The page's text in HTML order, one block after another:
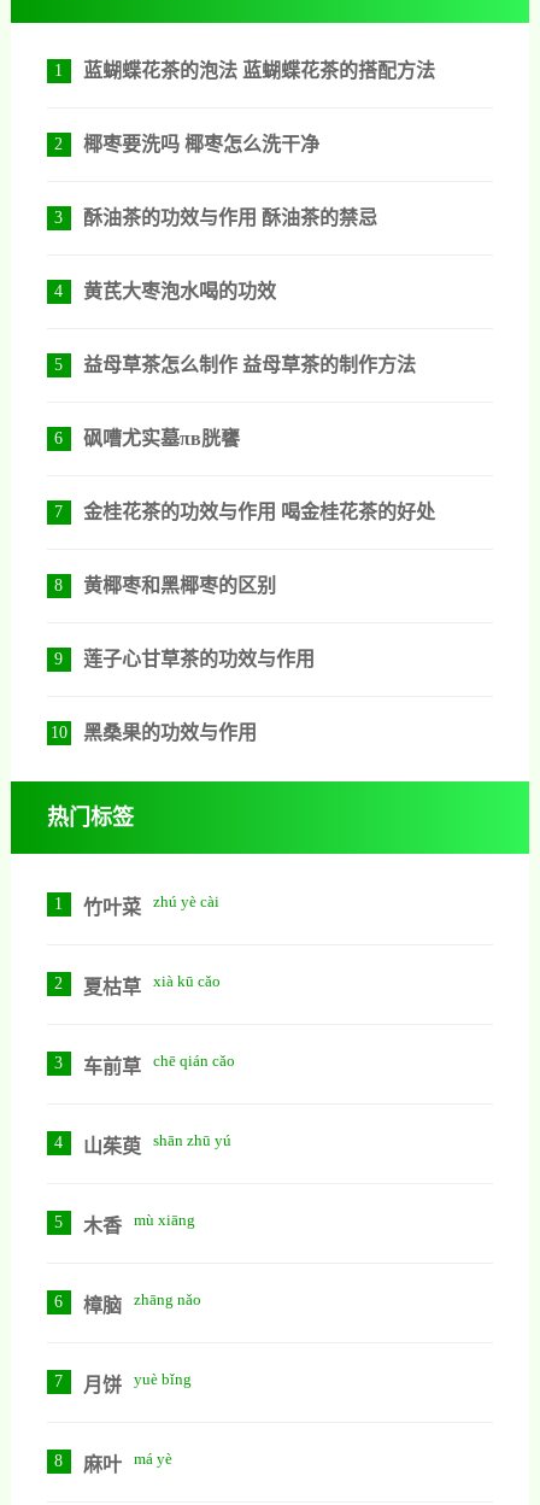
1 蓝蝴蝶花茶的泡法 蓝蝴蝶花茶的搭配方法
2 椰枣要洗吗 椰枣怎么洗干净
3 酥油茶的功效与作用 酥油茶的禁忌
4 黄芪大枣泡水喝的功效
5 益母草茶怎么制作 益母草茶的制作方法
6 砜嘈尤实墓πв胱饔
7 金桂花茶的功效与作用 喝金桂花茶的好处
8 黄椰枣和黑椰枣的区别
9 莲子心甘草茶的功效与作用
10 黑桑果的功效与作用
热门标签
1 竹叶菜 zhú yè cài
2 夏枯草 xià kū cǎo
3 车前草 chē qián cǎo
4 山茱萸 shān zhū yú
5 木香 mù xiāng
6 樟脑 zhāng nǎo
7 月饼 yuè bǐng
8 麻叶 má yè